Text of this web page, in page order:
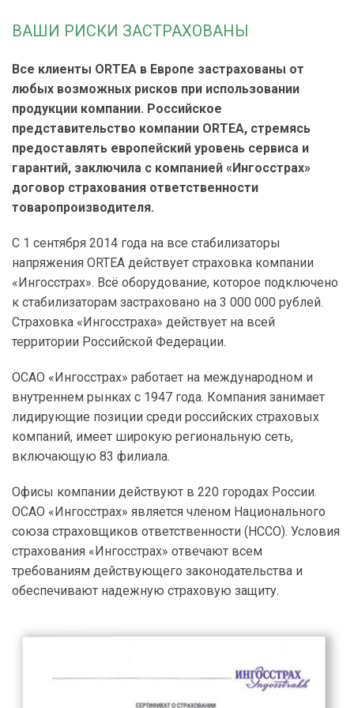
ВАШИ РИСКИ ЗАСТРАХОВАНЫ
Все клиенты ORTEA в Европе застрахованы от
любых возможных рисков при использовании
продукции компании. Российское
представительство компании ORTEA, стремясь
предоставлять европейский уровень сервиса и
гарантий, заключила c компанией «Ингосстрах»
договор страхования ответственности
товаропроизводителя.
C 1 сентября 2014 года на все стабилизаторы
напряжения ORTEA действует страховка компании
«Ингосстрах». Всё оборудование, которое подключено
к стабилизаторам застраховано на 3 000 000 рублей.
Страховка «Ингосстраха» действует на всей
территории Российской Федерации.
ОСАО «Ингосстрах» работает на международном и
внутреннем рынках с 1947 года. Компания занимает
лидирующие позиции среди российских страховых
компаний, имеет широкую региональную сеть,
включающую 83 филиала.
Офисы компании действуют в 220 городах России.
ОСАО «Ингосстрах» является членом Национального
союза страховщиков ответственности (НССО). Условия
страхования «Ингосстрах» отвечают всем
требованиям действующего законодательства и
обеспечивают надежную страховую защиту.